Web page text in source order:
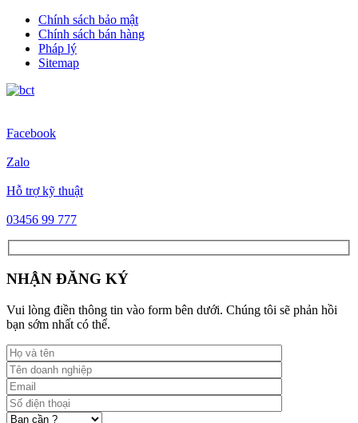
Chính sách bảo mật
Chính sách bán hàng
Pháp lý
Sitemap
Facebook
Zalo
Hỗ trợ kỹ thuật
03456 99 777
NHẬN ĐĂNG KÝ
Vui lòng điền thông tin vào form bên dưới. Chúng tôi sẽ phản hồi
bạn sớm nhất có thể.